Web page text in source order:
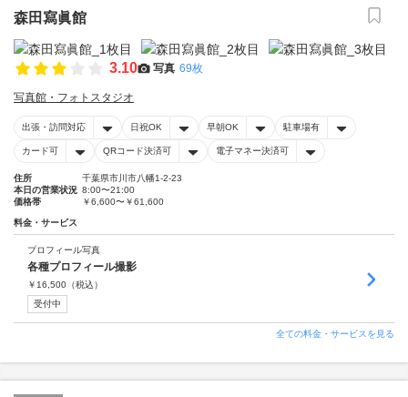
森田寫眞館
3.10 写真 69枚
写真館・フォトスタジオ
出張・訪問対応 日祝OK 早朝OK 駐車場有
カード可 QRコード決済可 電子マネー決済可
住所
千葉県市川市八幡1-2-23
本日の営業状況 8:00〜21:00
価格帯
￥6,600〜￥61,600
料金・サービス
プロフィール写真
各種プロフィール撮影
￥ 16,500 （税込）
受付中
全ての料金・サービスを見る